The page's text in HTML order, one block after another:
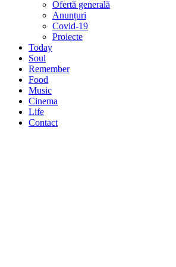
Ofertă generală
Anunțuri
Covid-19
Proiecte
Today
Soul
Remember
Food
Music
Cinema
Life
Contact